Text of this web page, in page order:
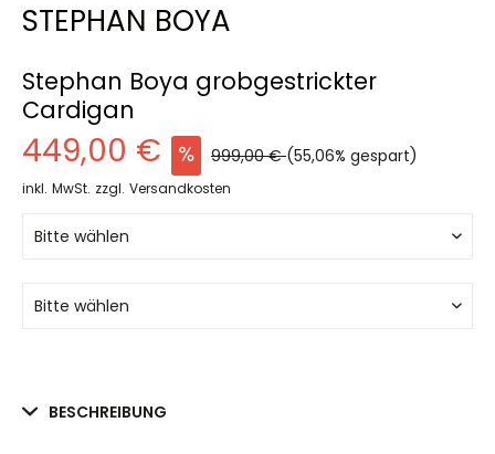
STEPHAN BOYA
Stephan Boya grobgestrickter
Cardigan
449,00 € 999,00 €(55,06% gespart)
inkl. MwSt. zzgl. Versandkosten
BESCHREIBUNG